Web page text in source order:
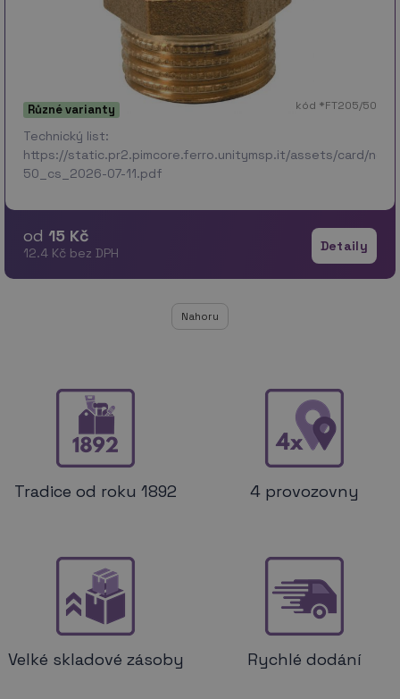
kód *FT205/50
Různé varianty
Technický list:
https://static.pr2.pimcore.ferro.unitymsp.it/assets/card/
50_cs_2026-07-11.pdf
Detaily
od 15 Kč
12.4 Kč bez DPH
Nahoru
Tradice od roku 1892 4 provozovny
Velké skladové zásoby Rychlé dodání